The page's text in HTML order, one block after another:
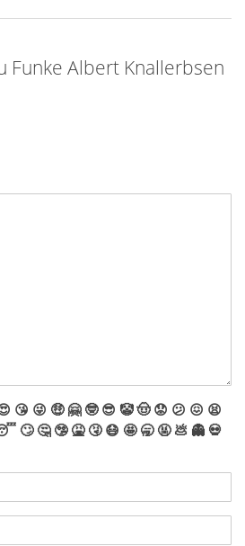
Funke Albert Knallerbsen
😘 😜 🤑 🤗 🤓 😎 🤡🤠 😟 😕 😖 😫
🙄 🤔 🤥 🤮 🤧 😷 🤩 🥱 🤬 💩 👻 💀